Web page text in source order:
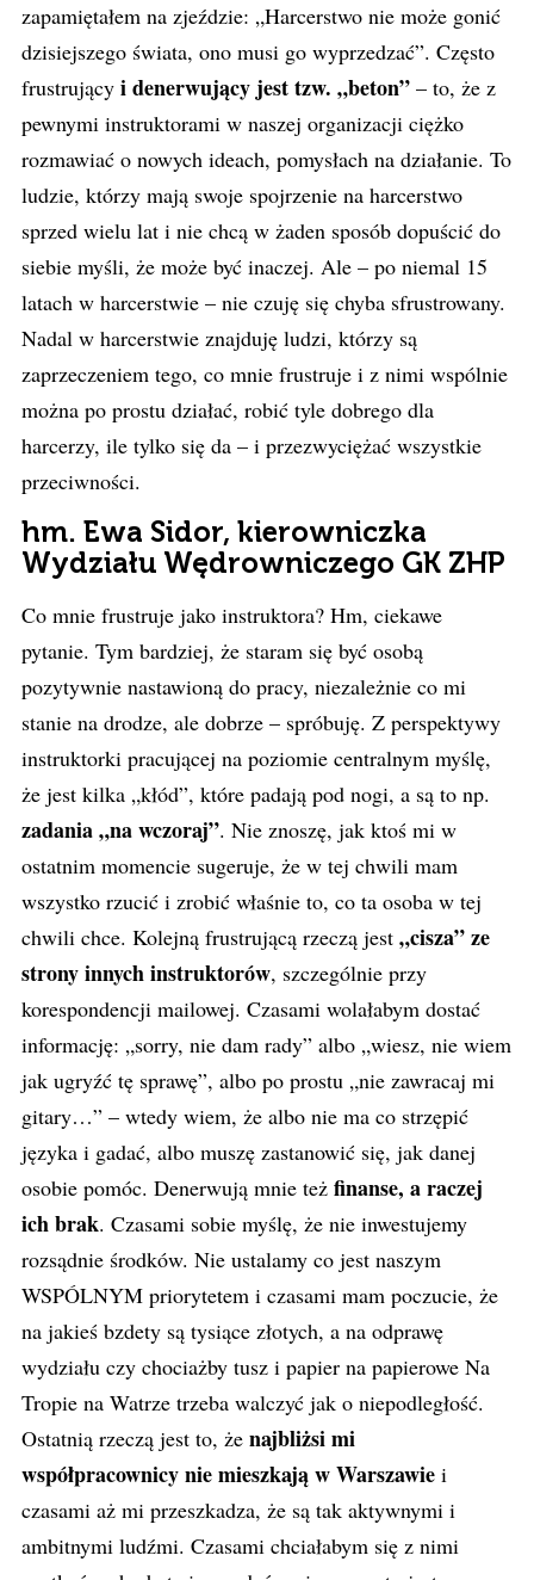
zapamiętałem na zjeździe: „Harcerstwo nie może gonić
dzisiejszego świata, ono musi go wyprzedzać”. Często
frustrujący i denerwujący jest tzw. „beton” – to, że z
pewnymi instruktorami w naszej organizacji ciężko
rozmawiać o nowych ideach, pomysłach na działanie. To
ludzie, którzy mają swoje spojrzenie na harcerstwo
sprzed wielu lat i nie chcą w żaden sposób dopuścić do
siebie myśli, że może być inaczej. Ale – po niemal 15
latach w harcerstwie – nie czuję się chyba sfrustrowany.
Nadal w harcerstwie znajduję ludzi, którzy są
zaprzeczeniem tego, co mnie frustruje i z nimi wspólnie
można po prostu działać, robić tyle dobrego dla
harcerzy, ile tylko się da – i przezwyciężać wszystkie
przeciwności.
hm. Ewa Sidor, kierowniczka
Wydziału Wędrowniczego GK ZHP
Co mnie frustruje jako instruktora? Hm, ciekawe
pytanie. Tym bardziej, że staram się być osobą
pozytywnie nastawioną do pracy, niezależnie co mi
stanie na drodze, ale dobrze – spróbuję. Z perspektywy
instruktorki pracującej na poziomie centralnym myślę,
że jest kilka „kłód”, które padają pod nogi, a są to np.
zadania „na wczoraj”. Nie znoszę, jak ktoś mi w
ostatnim momencie sugeruje, że w tej chwili mam
wszystko rzucić i zrobić właśnie to, co ta osoba w tej
chwili chce. Kolejną frustrującą rzeczą jest „cisza” ze
strony innych instruktorów, szczególnie przy
korespondencji mailowej. Czasami wolałabym dostać
informację: „sorry, nie dam rady” albo „wiesz, nie wiem
jak ugryźć tę sprawę”, albo po prostu „nie zawracaj mi
gitary…” – wtedy wiem, że albo nie ma co strzępić
języka i gadać, albo muszę zastanowić się, jak danej
osobie pomóc. Denerwują mnie też finanse, a raczej
ich brak. Czasami sobie myślę, że nie inwestujemy
rozsądnie środków. Nie ustalamy co jest naszym
WSPÓLNYM priorytetem i czasami mam poczucie, że
na jakieś bzdety są tysiące złotych, a na odprawę
wydziału czy chociażby tusz i papier na papierowe Na
Tropie na Watrze trzeba walczyć jak o niepodległość.
Ostatnią rzeczą jest to, że najbliżsi mi
współpracownicy nie mieszkają w Warszawie i
czasami aż mi przeszkadza, że są tak aktywnymi i
ambitnymi ludźmi. Czasami chciałabym się z nimi